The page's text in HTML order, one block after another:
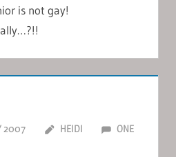
is not gay!
2007 HEIDI
ONE